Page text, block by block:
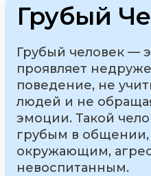
Грубый
Грубый человек —
проявляет
поведение, не
людей и не
эмоции. Такой
грубым в
окружающим,
невоспитанным.